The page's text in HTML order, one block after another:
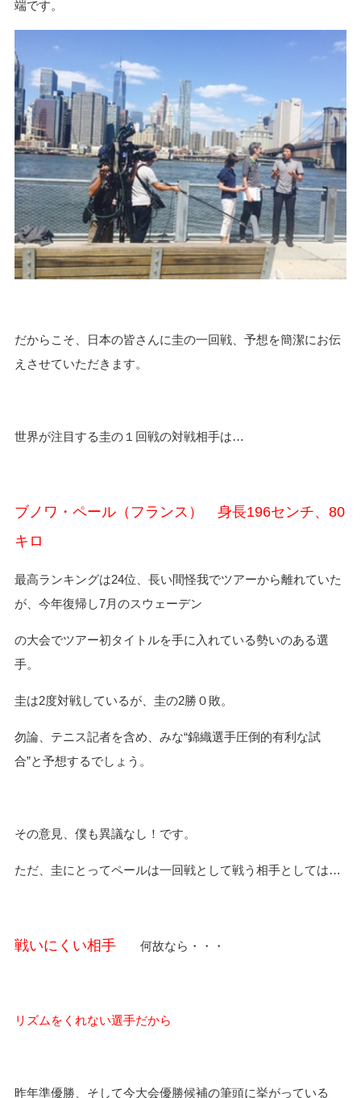
端です。
だからこそ、日本の皆さんに圭の一回戦、予想を簡潔にお伝
えさせていただきます。
世界が注目する圭の１回戦の対戦相手は…
ブノワ・ペール（フランス） 身長196センチ、80
キロ
最高ランキングは24位、長い間怪我でツアーから離れていた
が、今年復帰し7月のスウェーデン
の大会でツアー初タイトルを手に入れている勢いのある選
手。
圭は2度対戦しているが、圭の2勝０敗。
勿論、テニス記者を含め、みな“錦織選手圧倒的有利な試
合”と予想するでしょう。
その意見、僕も異議なし！です。
ただ、圭にとってペールは一回戦として戦う相手としては…
戦いにくい相手何故なら・・・
リズムをくれない選手だから
昨年準優勝、そして今大会優勝候補の筆頭に挙がっている